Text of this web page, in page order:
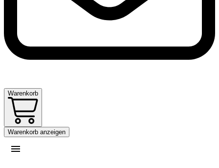
Warenkorb
Warenkorb anzeigen